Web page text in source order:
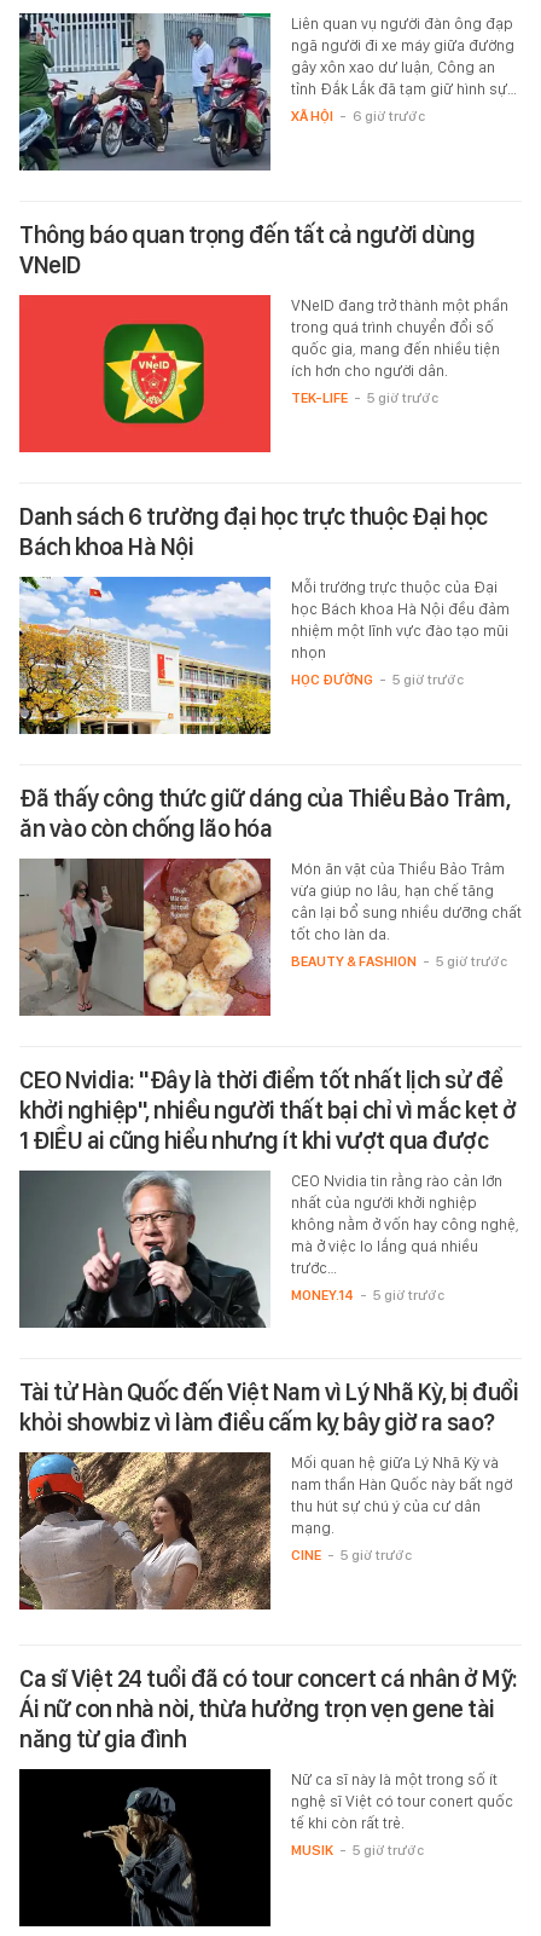
Liên quan vụ người đàn ông đạp
ngã người đi xe máy giữa đường
gây xôn xao dư luận, Công an
tỉnh Đắk Lắk đã tạm giữ hình sự…
XÃ HỘI - 6 giờ trước
Thông báo quan trọng đến tất cả người dùng
VNeID
VNeID đang trở thành một phần
trong quá trình chuyển đổi số
quốc gia, mang đến nhiều tiện
ích hơn cho người dân.
TEK-LIFE - 5 giờ trước
Danh sách 6 trường đại học trực thuộc Đại học
Bách khoa Hà Nội
Mỗi trường trực thuộc của Đại
học Bách khoa Hà Nội đều đảm
nhiệm một lĩnh vực đào tạo mũi
nhọn
HỌC ĐƯỜNG - 5 giờ trước
Đã thấy công thức giữ dáng của Thiều Bảo Trâm,
ăn vào còn chống lão hóa
Món ăn vặt của Thiều Bảo Trâm
vừa giúp no lâu, hạn chế tăng
cân lại bổ sung nhiều dưỡng chất
tốt cho làn da.
BEAUTY & FASHION - 5 giờ trước
CEO Nvidia: "Đây là thời điểm tốt nhất lịch sử để
khởi nghiệp", nhiều người thất bại chỉ vì mắc kẹt ở
1 ĐIỀU ai cũng hiểu nhưng ít khi vượt qua được
CEO Nvidia tin rằng rào cản lớn
nhất của người khởi nghiệp
không nằm ở vốn hay công nghệ,
mà ở việc lo lắng quá nhiều
trước…
MONEY.14 - 5 giờ trước
Tài tử Hàn Quốc đến Việt Nam vì Lý Nhã Kỳ, bị đuổi
khỏi showbiz vì làm điều cấm kỵ bây giờ ra sao?
Mối quan hệ giữa Lý Nhã Kỳ và
nam thần Hàn Quốc này bất ngờ
thu hút sự chú ý của cư dân
mạng.
CINE - 5 giờ trước
Ca sĩ Việt 24 tuổi đã có tour concert cá nhân ở Mỹ:
Ái nữ con nhà nòi, thừa hưởng trọn vẹn gene tài
năng từ gia đình
Nữ ca sĩ này là một trong số ít
nghệ sĩ Việt có tour conert quốc
tế khi còn rất trẻ.
MUSIK - 5 giờ trước